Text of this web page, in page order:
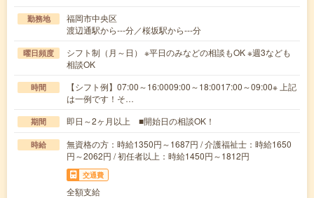
勤務地
福岡市中央区
渡辺通駅から---分／桜坂駅から---分
曜日頻度
シフト制（月～日） ※平日のみなどの相談もOK ※週3なども
相談OK
時間
【シフト例】07:00～16:0009:00～18:0017:00～09:00※ 上記
は一例です！そ…
期間 即日～2ヶ月以上 ■開始日の相談OK！
時給
無資格の方：時給1350円～1687円 / 介護福祉士：時給1650
円～2062円 / 初任者以上：時給1450円～1812円
交通費
全額支給